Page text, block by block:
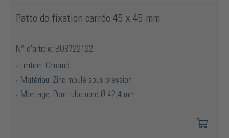
Patte de fixation carrée 45 x 45 mm
N° d'article: BO8722122
Finition: Chromé
Matériau: Zinc moulé sous pression
Montage: Pour tube rond Ø 42,4 mm